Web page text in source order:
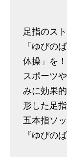
足指のス
「ゆびの
体操」を！
スポーツ
みに効果
形した足
五本指ソ
『ゆびの